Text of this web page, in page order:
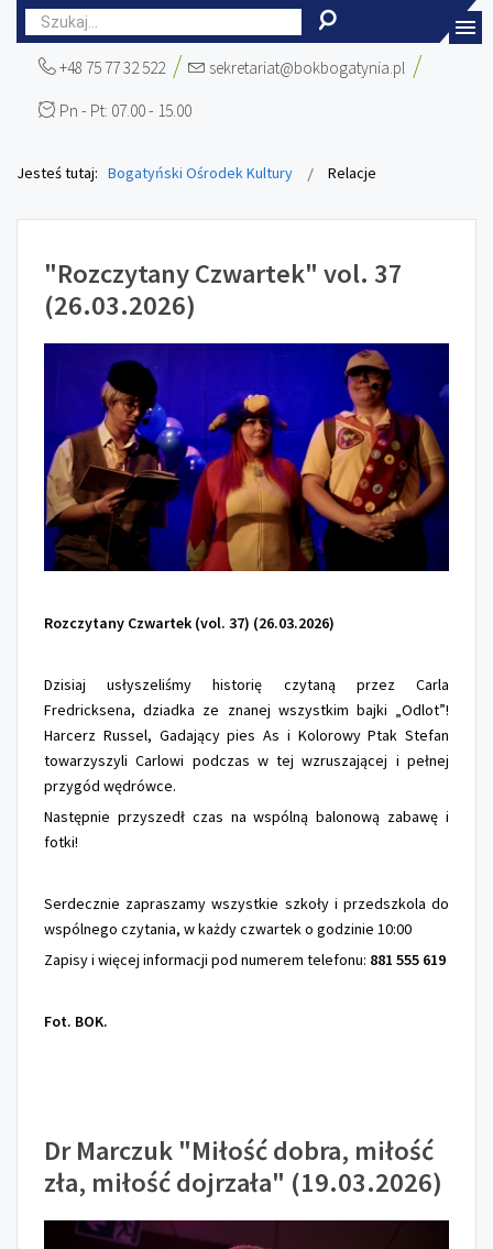
+48 75 77 32 522 sekretariat@bokbogatynia.pl
Pn - Pt: 07.00 - 15.00
Jesteś tutaj: Bogatyński Ośrodek Kultury Relacje
"Rozczytany Czwartek" vol. 37
(26.03.2026)
Rozczytany Czwartek (vol. 37) (26.03.2026)
Dzisiaj usłyszeliśmy historię czytaną przez Carla
Fredricksena, dziadka ze znanej wszystkim bajki „Odlot”!
Harcerz Russel, Gadający pies As i Kolorowy Ptak Stefan
towarzyszyli Carlowi podczas w tej wzruszającej i pełnej
przygód wędrówce.
Następnie przyszedł czas na wspólną balonową zabawę i
fotki!
Serdecznie zapraszamy wszystkie szkoły i przedszkola do
wspólnego czytania, w każdy czwartek o godzinie 10:00
Zapisy i więcej informacji pod numerem telefonu: 881 555 619
Fot. BOK.
Dr Marczuk "Miłość dobra, miłość
zła, miłość dojrzała" (19.03.2026)